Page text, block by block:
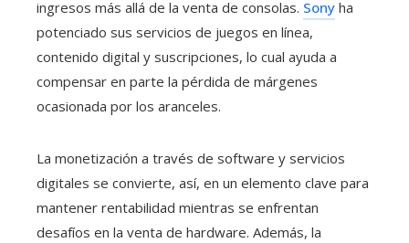
ingresos más allá de la venta de consolas. Sony ha
potenciado sus servicios de juegos en línea,
contenido digital y suscripciones, lo cual ayuda a
compensar en parte la pérdida de márgenes
ocasionada por los aranceles.
La monetización a través de software y servicios
digitales se convierte, así, en un elemento clave para
mantener rentabilidad mientras se enfrentan
desafíos en la venta de hardware. Además, la